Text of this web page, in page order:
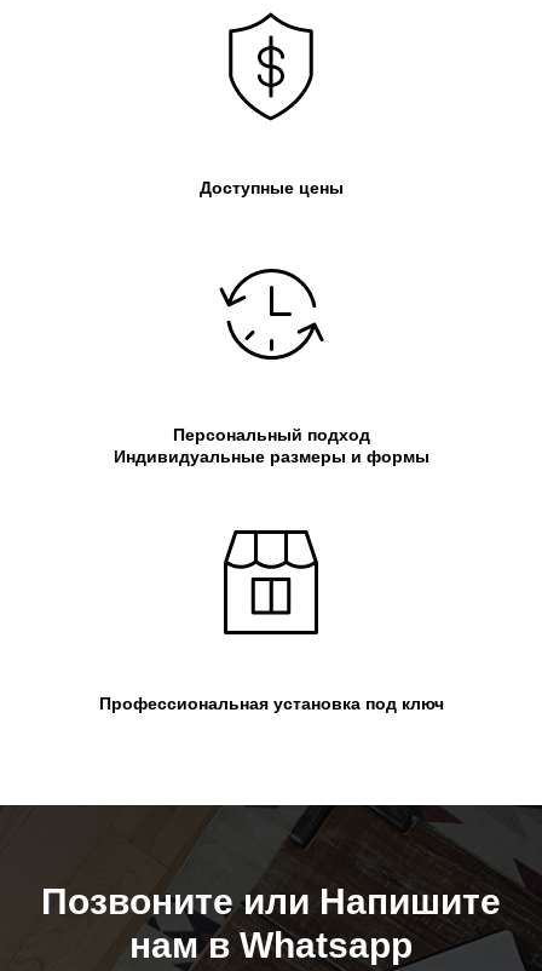
Доступные цены
Персональный подход
Индивидуальные размеры и формы
Профессиональная установка под ключ
Позвоните или Напишите
нам в Whatsapp